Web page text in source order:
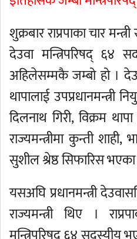
शुक्रबार राप्रपाका चार
देउवा मन्त्रिपरिषद्
अहिलेसम्मकै जम्बो हो ।
थापालाई उपप्रधानमन्त्री
दिलनाथ गिरी, विक्रम
राज्यमन्त्रीमा कुन्ती शाही,
सुशील श्रेष्ठ सिफारिस
यसअघि प्रधानमन्त्री
राज्यमन्त्री थिए ।